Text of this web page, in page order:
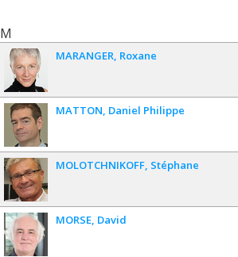
M
MARANGER Roxane
MATTON Daniel Philippe
MOLOTCHNIKOFF Stéphane
MORSE David